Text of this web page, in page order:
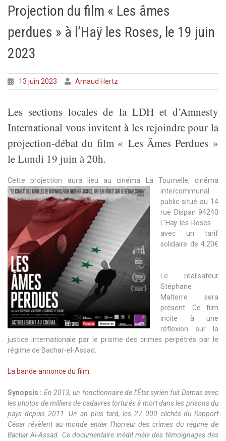
Projection du film « Les âmes
perdues » à l’Haÿ les Roses, le 19 juin
2023
13 juin 2023 Arnaud Hertz
Les sections locales de la LDH et d’Amnesty
International vous invitent à les rejoindre pour la
projection-débat du film « Les Âmes Perdues »
le Lundi 19 juin à 20h.
Cette projection aura lieu au cinéma La Tournelle, cinéma
intercommunal
public situé au 14
rue Dispan 94240
L’Haÿ-les-Roses
avec un tarif
solidaire de 4.20€
.
Le réalisateur
Stéphane
Malterre sera
présent. Ce film
incite à une
réflexion sur la
justice internationale par le prisme des crimes perpétrés par le
régime de Bachar-el-Assad.
La bande annonce du film.
Synopsis : En 2013, un fonctionnaire de l’État syrien fuit Damas avec
les photos de milliers de cadavres torturés à mort dans les prisons du
pays depuis 2011. Un an plus tard, les 27 000 clichés du Rapport
César révèlent au monde entier l’horreur des crimes du régime de
Bachar Al-Assad. Ce documentaire inédit mêle des témoignages des